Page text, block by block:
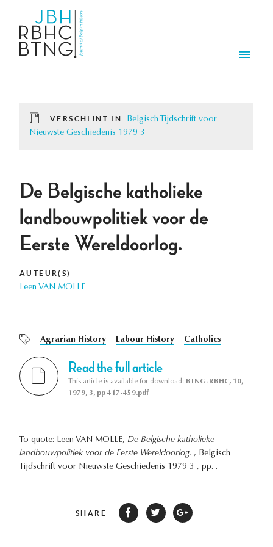
VERSCHIJNT IN
Belgisch Tijdschrift voor
Nieuwste Geschiedenis 1979 3
De Belgische katholieke
landbouwpolitiek voor de
Eerste Wereldoorlog.
AUTEUR(S)
Leen VAN MOLLE
Agrarian History Labour History Catholics
Read the full article
This article is available for download: BTNG-RBHC, 10,
1979, 3, pp 417-459.pdf
To quote: Leen VAN MOLLE, De Belgische katholieke
landbouwpolitiek voor de Eerste Wereldoorlog. , Belgisch
Tijdschrift voor Nieuwste Geschiedenis 1979 3 , pp. .
SHARE